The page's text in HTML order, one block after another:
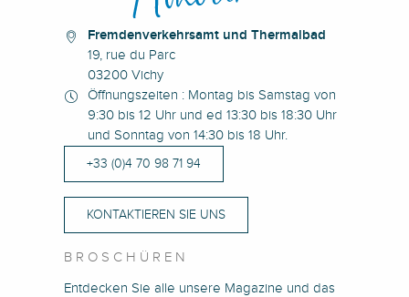
Fremdenverkehrsamt und Thermalbad
19, rue du Parc
03200 Vichy
Öffnungszeiten : Montag bis Samstag von
9:30 bis 12 Uhr und ed 13:30 bis 18:30 Uhr
und Sonntag von 14:30 bis 18 Uhr.
+33 (0)4 70 98 71 94
KONTAKTIEREN SIE UNS
BROSCHÜREN
Entdecken Sie alle unsere Magazine und das